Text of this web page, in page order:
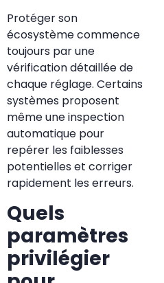
Protéger son
écosystème commence
toujours par une
vérification détaillée de
chaque réglage. Certains
systèmes proposent
même une inspection
automatique pour
repérer les faiblesses
potentielles et corriger
rapidement les erreurs.
Quels
paramètres
privilégier